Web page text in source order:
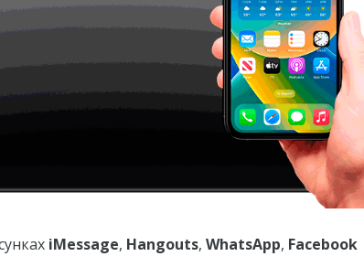
iMessage, Hangouts, WhatsApp, Facebook